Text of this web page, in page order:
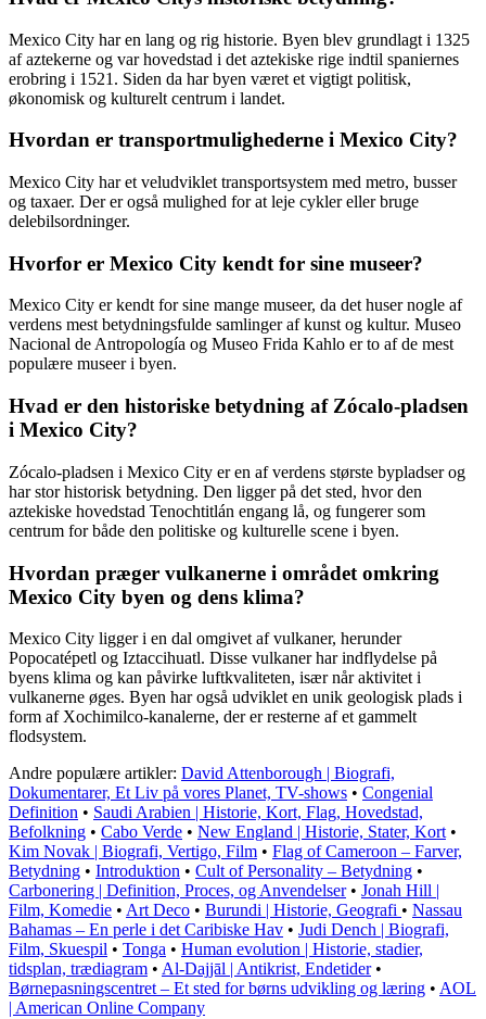
Mexico City har en lang og rig historie. Byen blev grundlagt i 1325
af aztekerne og var hovedstad i det aztekiske rige indtil spaniernes
erobring i 1521. Siden da har byen været et vigtigt politisk,
økonomisk og kulturelt centrum i landet.
Hvordan er transportmulighederne i Mexico City?
Mexico City har et veludviklet transportsystem med metro, busser
og taxaer. Der er også mulighed for at leje cykler eller bruge
delebilsordninger.
Hvorfor er Mexico City kendt for sine museer?
Mexico City er kendt for sine mange museer, da det huser nogle af
verdens mest betydningsfulde samlinger af kunst og kultur. Museo
Nacional de Antropología og Museo Frida Kahlo er to af de mest
populære museer i byen.
Hvad er den historiske betydning af Zócalo-pladsen
i Mexico City?
Zócalo-pladsen i Mexico City er en af verdens største bypladser og
har stor historisk betydning. Den ligger på det sted, hvor den
aztekiske hovedstad Tenochtitlán engang lå, og fungerer som
centrum for både den politiske og kulturelle scene i byen.
Hvordan præger vulkanerne i området omkring
Mexico City byen og dens klima?
Mexico City ligger i en dal omgivet af vulkaner, herunder
Popocatépetl og Iztaccihuatl. Disse vulkaner har indflydelse på
byens klima og kan påvirke luftkvaliteten, især når aktivitet i
vulkanerne øges. Byen har også udviklet en unik geologisk plads i
form af Xochimilco-kanalerne, der er resterne af et gammelt
flodsystem.
Andre populære artikler: David Attenborough | Biografi,
Dokumentarer, Et Liv på vores Planet, TV-shows • Congenial
Definition • Saudi Arabien | Historie, Kort, Flag, Hovedstad,
Befolkning • Cabo Verde • New England | Historie, Stater, Kort •
Kim Novak | Biografi, Vertigo, Film • Flag of Cameroon – Farver,
Betydning • Introduktion • Cult of Personality – Betydning •
Carbonering | Definition, Proces, og Anvendelser• Jonah Hill |
Film, Komedie • Art Deco • Burundi | Historie, Geografi • Nassau
Bahamas – En perle i det Caribiske Hav • Judi Dench | Biografi,
Film, Skuespil • Tonga • Human evolution | Historie, stadier,
tidsplan, trædiagram • Al-Dajjāl | Antikrist, Endetider•
Børnepasningscentret – Et sted for børns udvikling og læring • AOL
| American Online Company